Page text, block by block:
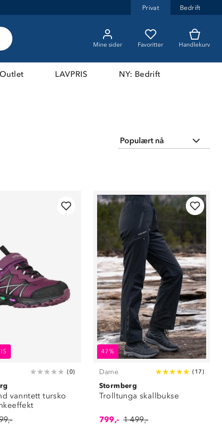
Privat Bedrift
Mine sider Favoritter Handlekurv
Outlet LAVPRIS NY: Bedrift
(0)
vanntett tursko
47%
Dame ( 17)
Stormberg
Trolltunga skallbukse
799,- 1 499,-